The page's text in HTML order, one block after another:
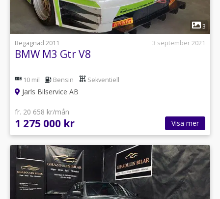
1
3
Begagnad 2011
3 september 2021
BMW M3 Gtr V8
10 mil Bensin Sekventiell
Jarls Bilservice AB
fr. 20 658 kr/mån
1 275 000 kr Visa mer